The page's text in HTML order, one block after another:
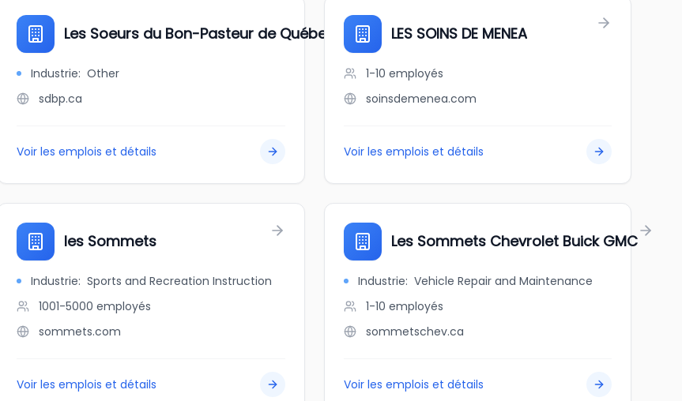
Les Soeurs du Bon-Pasteur de Québec
Industrie: Other
sdbp.ca
Voir les emplois et détails
LES SOINS DE MENEA
1-10 employés
soinsdemenea.com
Voir les emplois et détails
les Sommets
Industrie: Sports and Recreation Instruction
1001-5000 employés
sommets.com
Voir les emplois et détails
Les Sommets Chevrolet Buick GMC
Industrie: Vehicle Repair and Maintenance
1-10 employés
sommetschev.ca
Voir les emplois et détails